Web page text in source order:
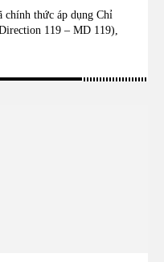
chính thức áp dụng Chỉ
119 – MD 119),